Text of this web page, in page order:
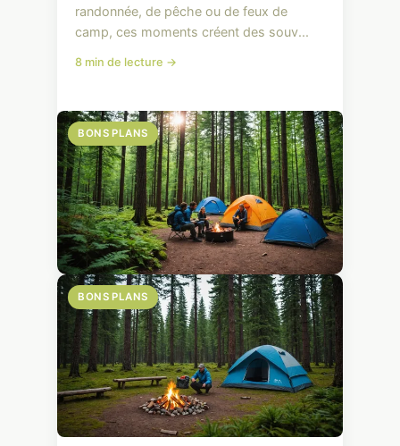
BONS PLANS
randonnée, de pêche ou de feux de
camp, ces moments créent des souv...
8 min de lecture →
BONS PLANS